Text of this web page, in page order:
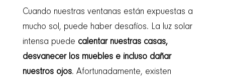
Cuando nuestras ventanas están expuestas a
mucho sol, puede haber desafíos. La luz solar
intensa puede calentar nuestras casas,
desvanecer los muebles e incluso dañar
nuestros ojos. Afortunadamente, existen